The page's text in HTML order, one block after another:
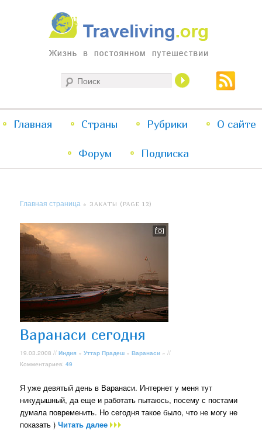
Traveliving
Жизнь в постоянном путешествии
меню
Перейти
к
Перейти
к
Главная Страны Рубрики О сайте
Форум Подписка
Главная страница » ЗАКАТЫ (PAGE 12)
Варанаси сегодня
19.03.2008 //Индия »Уттар Прадеш »Варанаси » //
Комментариев:49
Я уже девятый день в Варанаси. Интернет у меня тут
никудышный, да еще и работать пытаюсь, посему с постами
думала повременить. Но сегодня такое было, что не могу не
показать )Читать далее